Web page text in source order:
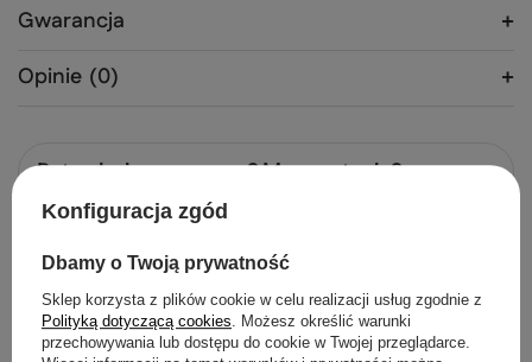
Gwarancja
Opinie (0)
Potrzebujesz pomocy? Masz pytania?
Zadaj pytanie a my odpowiemy
niezwłocznie, najciekawsze pytania i
Polecane produkty
Konfiguracja zgód
Dbamy o Twoją prywatność
Sklep korzysta z plików cookie w celu realizacji usług zgodnie z
Polityką dotyczącą cookies. Możesz określić warunki
przechowywania lub dostępu do cookie w Twojej przeglądarce.